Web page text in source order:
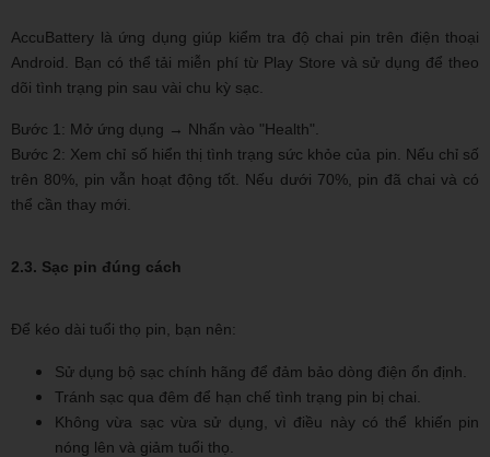
AccuBattery là ứng dụng giúp kiểm tra độ chai pin trên điện thoại
Android. Bạn có thể tải miễn phí từ Play Store và sử dụng để theo
dõi tình trạng pin sau vài chu kỳ sạc.
Bước 1: Mở ứng dụng → Nhấn vào "Health".
Bước 2: Xem chỉ số hiển thị tình trạng sức khỏe của pin. Nếu chỉ số
trên 80%, pin vẫn hoạt động tốt. Nếu dưới 70%, pin đã chai và có
thể cần thay mới.
2.3. Sạc pin đúng cách
Để kéo dài tuổi thọ pin, bạn nên:
Sử dụng bộ sạc chính hãng để đảm bảo dòng điện ổn định.
Tránh sạc qua đêm để hạn chế tình trạng pin bị chai.
Không vừa sạc vừa sử dụng, vì điều này có thể khiến pin
nóng lên và giảm tuổi thọ.